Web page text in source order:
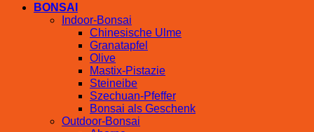
BONSAI
Indoor-Bonsai
Chinesische Ulme
Granatapfel
Olive
Mastix-Pistazie
Steineibe
Szechuan-Pfeffer
Bonsai als Geschenk
Outdoor-Bonsai